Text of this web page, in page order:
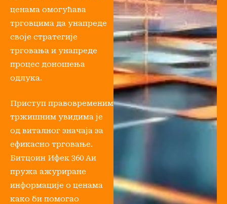
ценама омогућава
трговцима да унапреде
своје стратегије
трговања и унапреде
процес доношења
одлука.
Приступ правовременим
тржишним увидима је
од виталног значаја за
ефикасно трговање.
Битцоин Ифек 360 Аи
пружа ажуриране
информације о ценама
како би помогао